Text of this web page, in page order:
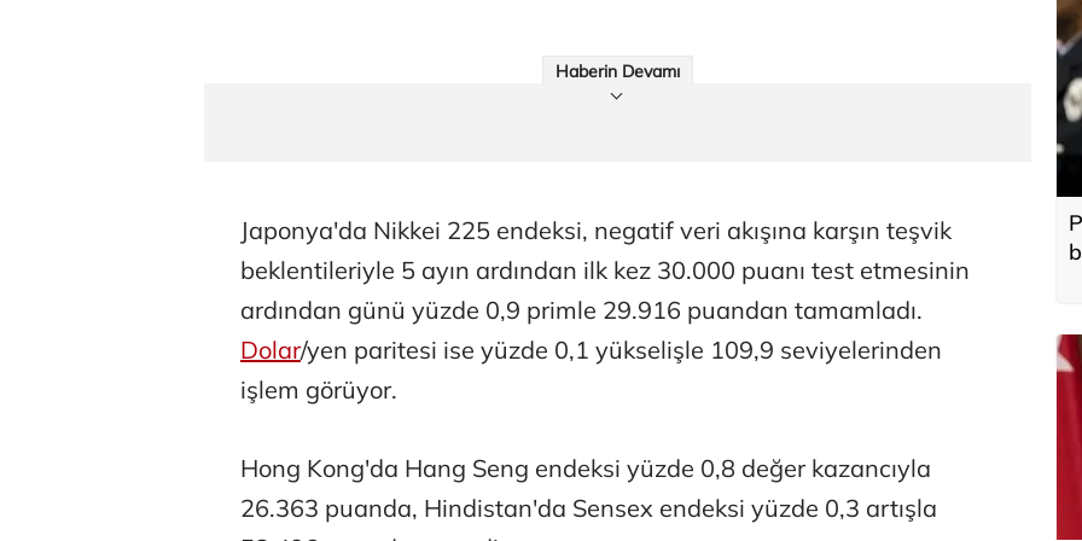
Haberin Devamı
Japonya'da Nikkei 225 endeksi, negatif veri akışına karşın teşvik
beklentileriyle 5 ayın ardından ilk kez 30.000 puanı test etmesinin
ardından günü yüzde 0,9 primle 29.916 puandan tamamladı.
Dolar/yen paritesi ise yüzde 0,1 yükselişle 109,9 seviyelerinden
işlem görüyor.
Hong Kong'da Hang Seng endeksi yüzde 0,8 değer kazancıyla
26.363 puanda, Hindistan'da Sensex endeksi yüzde 0,3 artışla